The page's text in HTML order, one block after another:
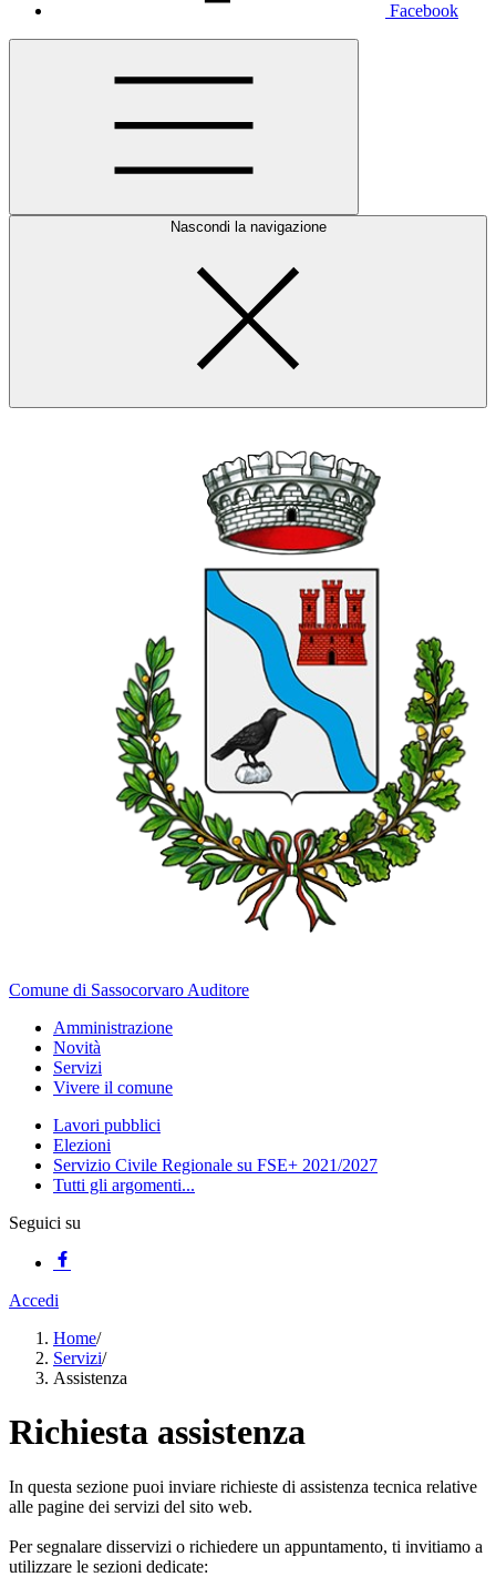
Facebook
Nascondi la navigazione
Comune di Sassocorvaro Auditore
Amministrazione
Novità
Servizi
Vivere il comune
Lavori pubblici
Elezioni
Servizio Civile Regionale su FSE+ 2021/2027
Tutti gli argomenti...
Seguici su
Accedi
Home/
Servizi/
Assistenza
Richiesta assistenza
In questa sezione puoi inviare richieste di assistenza tecnica relative
alle pagine dei servizi del sito web.
Per segnalare disservizi o richiedere un appuntamento, ti invitiamo a
utilizzare le sezioni dedicate: